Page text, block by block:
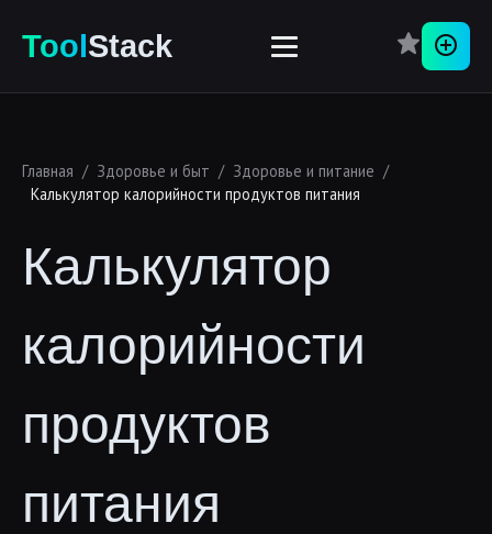
ToolStack
Главная / Здоровье и быт / Здоровье и питание /
Калькулятор калорийности продуктов питания
Калькулятор
калорийности
продуктов
питания